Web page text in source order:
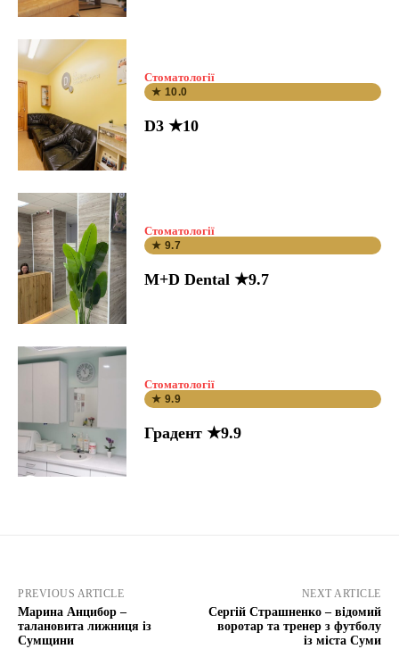
Стоматології
★ 10.0
D3 ★10
Стоматології
★ 9.7
M+D Dental ★9.7
Стоматології
★ 9.9
Градент ★9.9
PREVIOUS ARTICLE
Марина Анцибор –
талановита лижниця із
Сумщини
NEXT ARTICLE
Сергій Страшненко – відомий
воротар та тренер з футболу
із міста Суми